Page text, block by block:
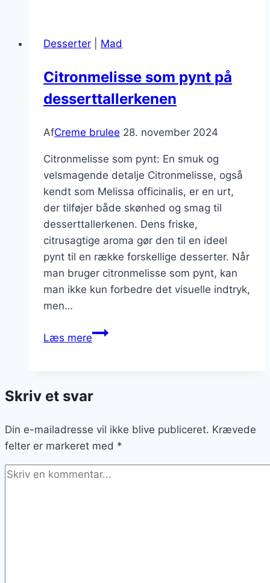
en
twist
på
brulee
Desserter Mad
Citronmelisse som pynt på
desserttallerkenen
AfCreme brulee 28. november 2024
Citronmelisse som pynt: En smuk og
velsmagende detalje Citronmelisse, også
kendt som Melissa officinalis, er en urt,
der tilføjer både skønhed og smag til
desserttallerkenen. Dens friske,
citrusagtige aroma gør den til en ideel
pynt til en række forskellige desserter. Når
man bruger citronmelisse som pynt, kan
man ikke kun forbedre det visuelle indtryk,
men…
Læs mereCitronmelisse
desserttallerkenen
Skriv et svar
Din e-mailadresse vil ikke blive publiceret. Krævede
felter er markeret med *